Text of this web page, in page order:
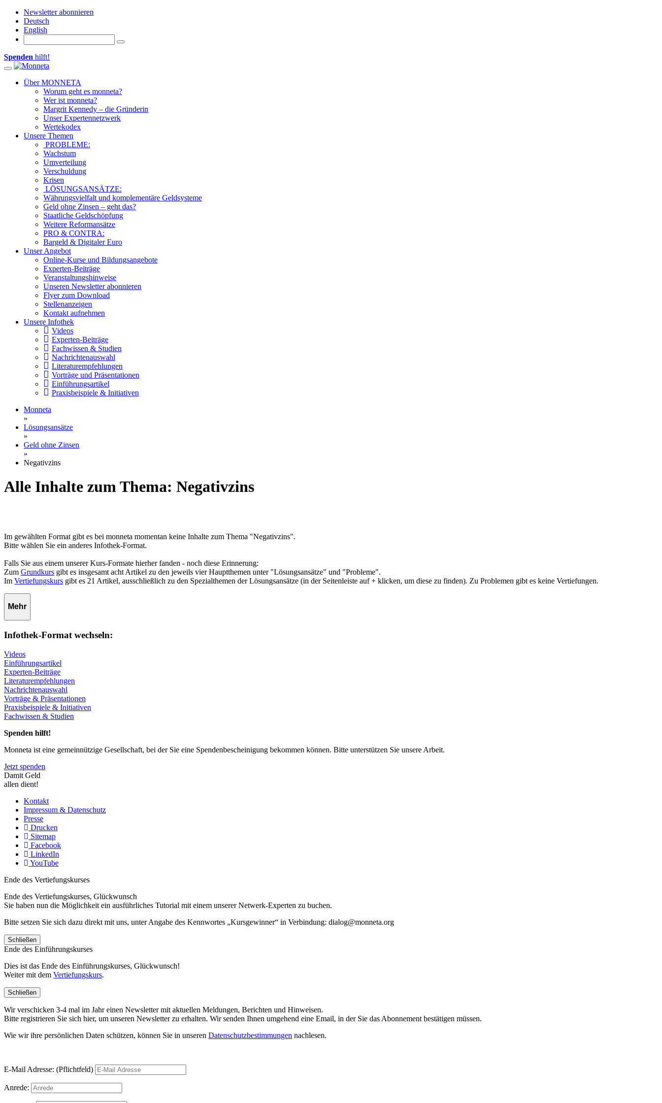
Newsletter abonnieren
Deutsch
English
Spenden hilft!
Toggle navigation
Über MONNETA
Worum geht es monneta?
Wer ist monneta?
Margrit Kennedy – die Gründerin
Unser Expertennetzwerk
Wertekodex
Unsere Themen
PROBLEME:
Wachstum
Umverteilung
Verschuldung
Krisen
LÖSUNGSANSÄTZE:
Währungsvielfalt und komplementäre Geldsysteme
Geld ohne Zinsen – geht das?
Staatliche Geldschöpfung
Weitere Reformansätze
PRO & CONTRA:
Bargeld & Digitaler Euro
Unser Angebot
Online-Kurse und Bildungsangebote
Experten-Beiträge
Veranstaltungshinweise
Unseren Newsletter abonnieren
Flyer zum Download
Stellenanzeigen
Kontakt aufnehmen
Unsere Infothek
Videos
Experten-Beiträge
Fachwissen & Studien
Nachrichtenauswahl
Literaturempfehlungen
Vorträge und Präsentationen
Einführungsartikel
Praxisbeispiele & Initiativen
Monneta
»
Lösungsansätze
»
Geld ohne Zinsen
»
Negativzins
Alle Inhalte zum Thema: Negativzins
Im gewählten Format gibt es bei monneta momentan keine Inhalte zum Thema "Negativzins".
Bitte wählen Sie ein anderes Infothek-Format.
Falls Sie aus einem unserer Kurs-Formate hierher fanden - noch diese Erinnerung:
Zum Grundkurs gibt es insgesamt acht Artikel zu den jeweils vier Hauptthemen unter "Lösungsansätze" und "Probleme".
Im Vertiefungskurs gibt es 21 Artikel, ausschließlich zu den Spezialthemen der Lösungsansätze (in der Seitenleiste auf + klicken, um diese zu finden). Zu Problemen gibt es keine Vertiefungen.
Mehr
Infothek-Format wechseln:
Videos
Einführungsartikel
Experten-Beiträge
Literaturempfehlungen
Nachrichtenauswahl
Vorträge & Präsentationen
Praxisbeispiele & Initiativen
Fachwissen & Studien
Spenden hilft!
Monneta ist eine gemeinnützige Gesellschaft, bei der Sie eine Spendenbescheinigung bekommen können. Bitte unterstützen Sie unsere Arbeit.
Jetzt spenden
Damit Geld
allen dient!
Kontakt
Impressum & Datenschutz
Presse
Drucken
Sitemap
Facebook
LinkedIn
YouTube
Ende des Vertiefungskurses
Ende des Vertiefungskurses, Glückwunsch
Sie haben nun die Möglichkeit ein ausführliches Tutorial mit einem unserer Netwerk-Experten zu buchen.
Bitte setzen Sie sich dazu direkt mit uns, unter Angabe des Kennwortes „Kursgewinner“ in Verbindung: dialog@monneta.org
Schließen
Ende des Einführungskurses
Dies ist das Ende des Einführungskurses, Glückwunsch!
Weiter mit dem Vertiefungskurs.
Schließen
Wir verschicken 3-4 mal im Jahr einen Newsletter mit aktuellen Meldungen, Berichten und Hinweisen.
Bitte registrieren Sie sich hier, um unseren Newsletter zu erhalten. Wir senden Ihnen umgehend eine Email, in der Sie das Abonnement bestätigen müssen.
Wie wir ihre persönlichen Daten schützen, können Sie in unseren Datenschutzbestimmungen nachlesen.
E-Mail Adresse: (Pflichtfeld)
Anrede: